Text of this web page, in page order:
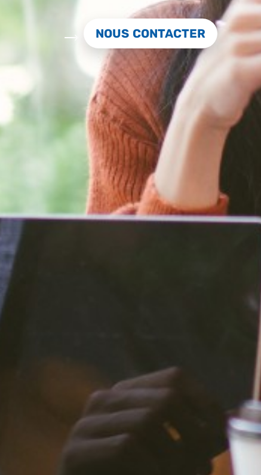
NOUS CONTACTER